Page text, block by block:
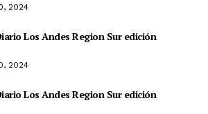
2024
Los Andes Region Sur edición
2024
Los Andes Region Sur edición